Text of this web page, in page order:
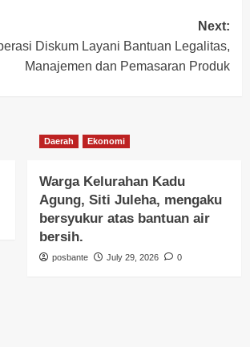
Next:
Diskum Layani Bantuan Legalitas,
Manajemen dan Pemasaran Produk
Daerah Ekonomi
Warga Kelurahan Kadu
Agung, Siti Juleha, mengaku
bersyukur atas bantuan air
bersih.
posbante July 29, 2026 0